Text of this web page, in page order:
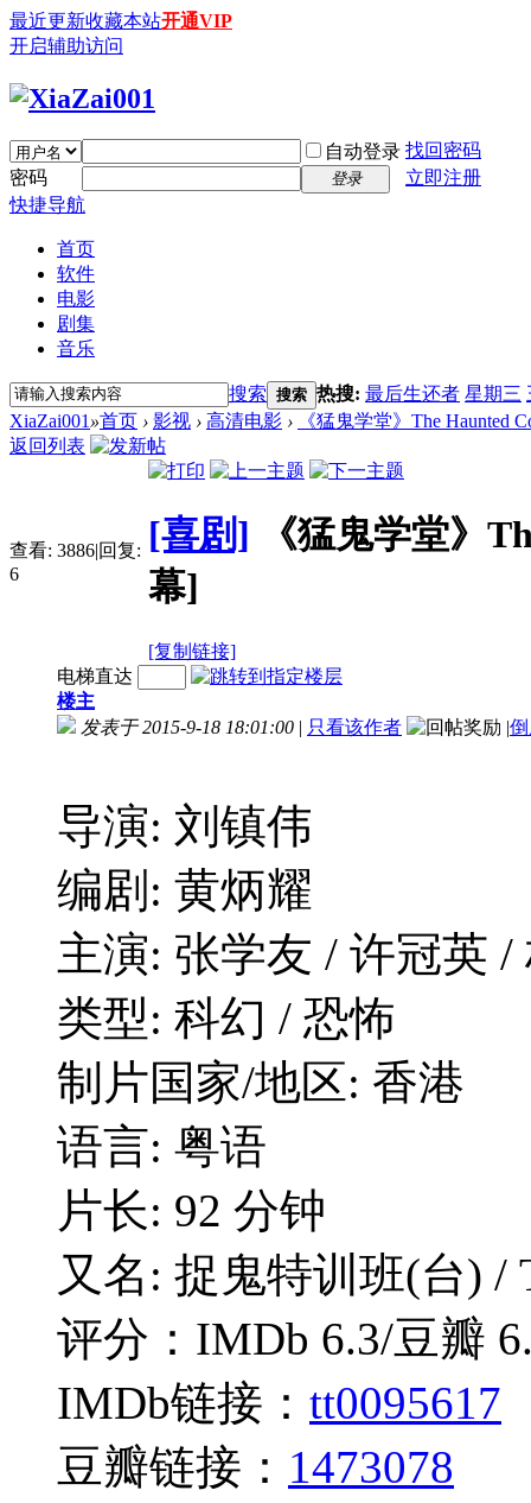
最近更新收藏本站开通VIP
开启辅助访问
自动登录 找回密码
密码
登录
立即注册
快捷导航
首页
软件
电影
剧集
音乐
搜索 搜索 热搜: 最后生还者 星期三
XiaZai001 »首页 › 影视 › 高清电影 ›
《猛鬼学堂》The Haunted
返回列表
查看: 3886|回复:
6
[喜剧]
《猛鬼学堂》
幕]
[复制链接]
电梯直达
楼主
发表于 2015-9-18 18:01:00 | 只看该作者 |
导演: 刘镇伟
编剧: 黄炳耀
主演: 张学友 / 许冠英
类型: 科幻 / 恐怖
制片国家/地区: 香港
语言: 粤语
片长: 92 分钟
又名: 捉鬼特训班(台) /
评分：IMDb 6.3/豆瓣
IMDb链接： tt0095617
豆瓣链接： 1473078